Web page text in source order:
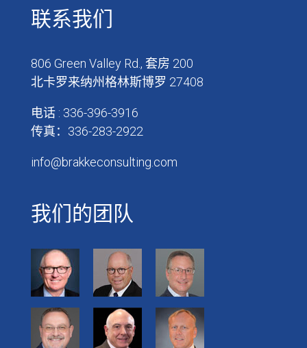
联系我们
806 Green Valley Rd., 套房 200
北卡罗来纳州格林斯博罗 27408
电话 : 336-396-3916
传真：336-283-2922
info@brakkeconsulting.com
我们的团队